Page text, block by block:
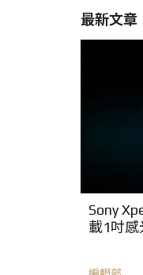
最新文章
Sony
載1吋